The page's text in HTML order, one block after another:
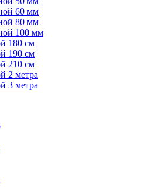
60 мм
80 мм
100 мм
180 см
190 см
210 см
2 метра
3 метра